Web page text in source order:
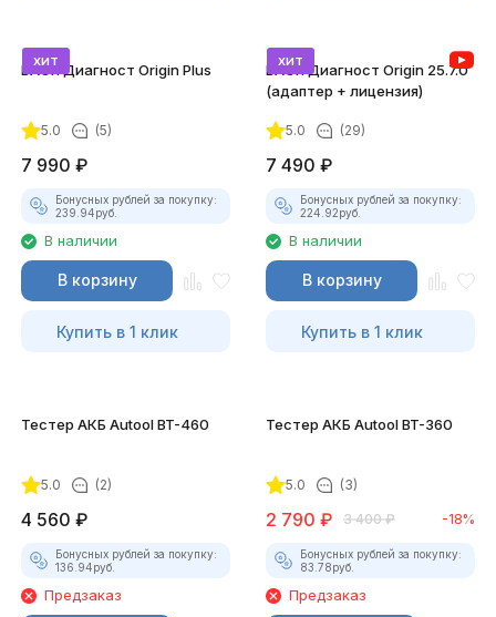
хит
ВАСЯ Диагност Origin Plus
5.0 (5)
7 990 ₽
Бонусных рублей за покупку:
239.94руб.
В наличии
В корзину
Купить в 1 клик
хит
ВАСЯ Диагност Origin 25.7.0
(адаптер + лицензия)
5.0 (29)
7 490 ₽
Бонусных рублей за покупку:
224.92руб.
В наличии
В корзину
Купить в 1 клик
Тестер АКБ Autool BT-460
5.0 (2)
4 560 ₽
Бонусных рублей за покупку:
136.94руб.
Предзаказ
Тестер АКБ Autool BT-360
5.0 (3)
2 790 ₽ 3 400 ₽ -18%
Бонусных рублей за покупку:
83.78руб.
Предзаказ